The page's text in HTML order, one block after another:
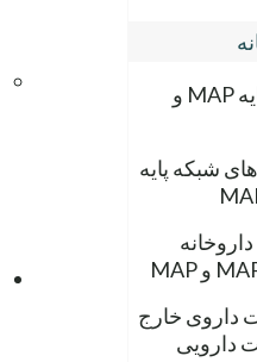
فرمول پایه MAP و
شبکه پایه
داروی خارج
دارویی